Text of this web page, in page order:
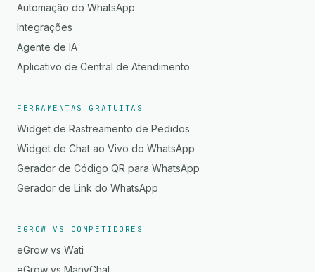
Automação do WhatsApp
Integrações
Agente de IA
Aplicativo de Central de Atendimento
FERRAMENTAS GRATUITAS
Widget de Rastreamento de Pedidos
Widget de Chat ao Vivo do WhatsApp
Gerador de Código QR para WhatsApp
Gerador de Link do WhatsApp
EGROW VS COMPETIDORES
eGrow vs Wati
eGrow vs ManyChat